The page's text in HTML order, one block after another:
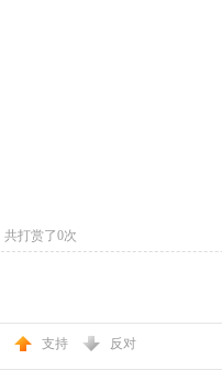
共打赏了0次
支持 反对